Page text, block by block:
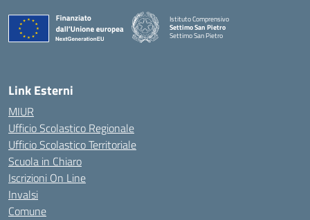
Istituto Comprensivo
Settimo San Pietro
Settimo San Pietro
Link Esterni
MIUR
Ufficio Scolastico Regionale
Ufficio Scolastico Territoriale
Scuola in Chiaro
Iscrizioni On Line
Invalsi
Comune